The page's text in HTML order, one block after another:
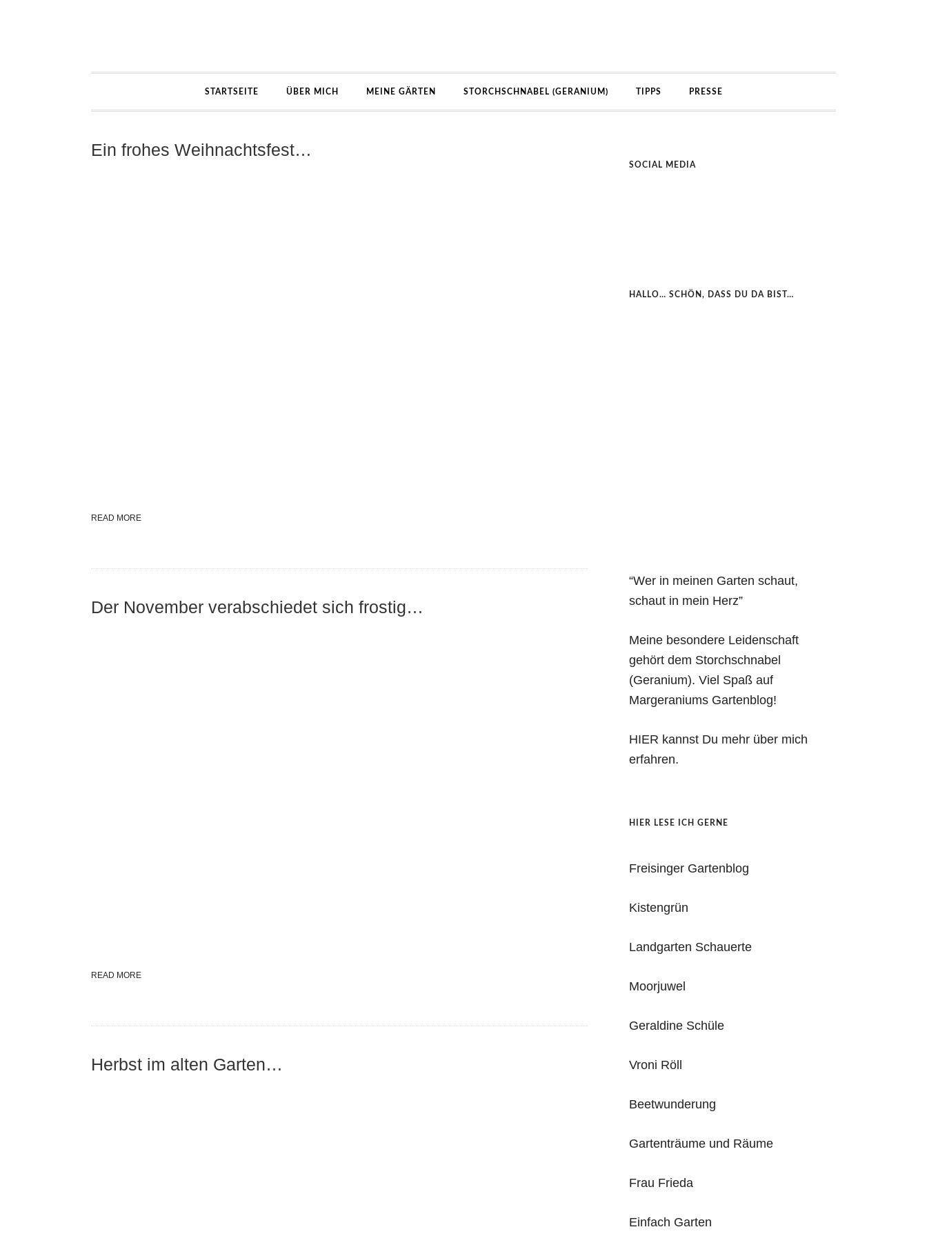
STARTSEITE ÜBER MICH MEINE GÄRTEN STORCHSCHNABEL (GERANIUM) TIPPS PRESSE
Ein frohes Weihnachtsfest…
READ MORE
Der November verabschiedet sich frostig…
READ MORE
Herbst im alten Garten…
SOCIAL MEDIA
HALLO… SCHÖN, DASS DU DA BIST…
“Wer in meinen Garten schaut,
schaut in mein Herz”
Meine besondere Leidenschaft
gehört dem Storchschnabel
(Geranium). Viel Spaß auf
Margeraniums Gartenblog!
HIER kannst Du mehr über mich
erfahren.
HIER LESE ICH GERNE
Freisinger Gartenblog
Kistengrün
Landgarten Schauerte
Moorjuwel
Geraldine Schüle
Vroni Röll
Beetwunderung
Gartenträume und Räume
Frau Frieda
Einfach Garten